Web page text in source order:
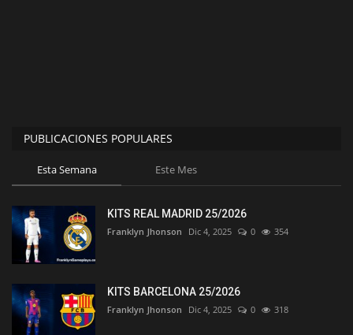
PUBLICACIONES POPULARES
Esta Semana Este Mes
KITS REAL MADRID 25/2026
Franklyn Jhonson Dic 4, 2025 0 354
KITS BARCELONA 25/2026
Franklyn Jhonson Dic 4, 2025 0 318